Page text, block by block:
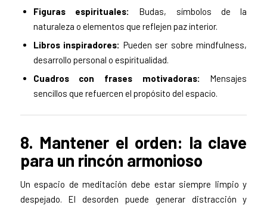
Figuras espirituales:
Budas, símbolos de la
naturaleza o elementos que reflejen paz interior.
Libros inspiradores: Pueden ser sobre mindfulness,
desarrollo personal o espiritualidad.
Cuadros con frases motivadoras: Mensajes
sencillos que refuercen el propósito del espacio.
8. Mantener el orden: la clave
para un rincón armonioso
Un espacio de meditación debe estar siempre limpio y
despejado. El desorden puede generar distracción y